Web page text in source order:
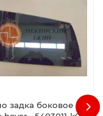
задка боковое